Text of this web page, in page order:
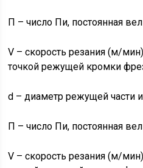
П – число Пи, постоянная
V – скорость резания (м/
точкой режущей кромки
d – диаметр режущей части
П – число Пи, постоянная
V – скорость резания (м/